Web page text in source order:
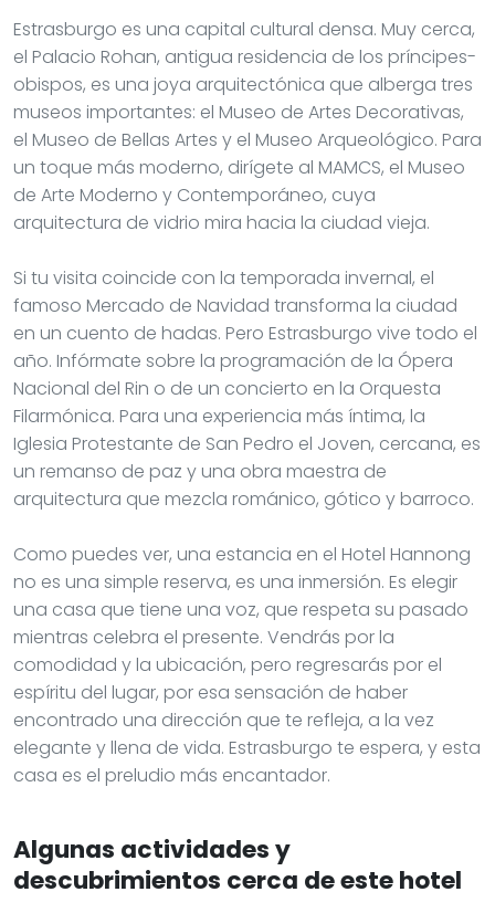
Estrasburgo es una capital cultural densa. Muy cerca,
el Palacio Rohan, antigua residencia de los príncipes-
obispos, es una joya arquitectónica que alberga tres
museos importantes: el Museo de Artes Decorativas,
el Museo de Bellas Artes y el Museo Arqueológico. Para
un toque más moderno, dirígete al MAMCS, el Museo
de Arte Moderno y Contemporáneo, cuya
arquitectura de vidrio mira hacia la ciudad vieja.
Si tu visita coincide con la temporada invernal, el
famoso Mercado de Navidad transforma la ciudad
en un cuento de hadas. Pero Estrasburgo vive todo el
año. Infórmate sobre la programación de la Ópera
Nacional del Rin o de un concierto en la Orquesta
Filarmónica. Para una experiencia más íntima, la
Iglesia Protestante de San Pedro el Joven, cercana, es
un remanso de paz y una obra maestra de
arquitectura que mezcla románico, gótico y barroco.
Como puedes ver, una estancia en el Hotel Hannong
no es una simple reserva, es una inmersión. Es elegir
una casa que tiene una voz, que respeta su pasado
mientras celebra el presente. Vendrás por la
comodidad y la ubicación, pero regresarás por el
espíritu del lugar, por esa sensación de haber
encontrado una dirección que te refleja, a la vez
elegante y llena de vida. Estrasburgo te espera, y esta
casa es el preludio más encantador.
Algunas actividades y
descubrimientos cerca de este hotel